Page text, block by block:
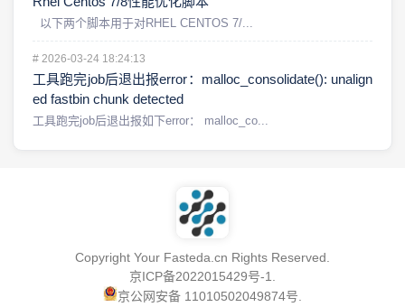
以下两个脚本用于对RHEL CENTOS 7/...
# 2026-03-24 18:24:13
工具跑完job后退出报error：malloc_consolidate(): unalign
ed fastbin chunk detected
工具跑完job后退出报如下error： malloc_co...
Copyright Your Fasteda.cn Rights Reserved.
京ICP备2022015429号-1
京公网安备 11010502049874号